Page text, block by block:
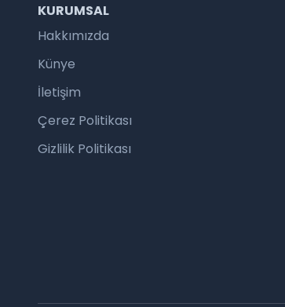
KURUMSAL
Hakkımızda
Künye
İletişim
Çerez Politikası
Gizlilik Politikası